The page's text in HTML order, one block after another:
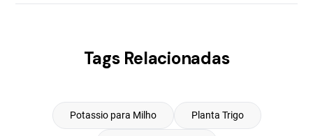
Tags Relacionadas
Potassio para Milho Planta Trigo